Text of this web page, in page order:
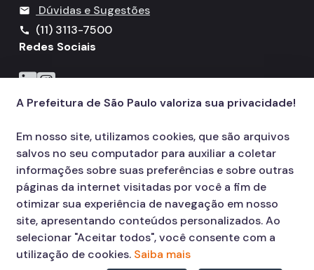
mail Dúvidas e Sugestões
call
(11) 3113-7500
Redes Sociais
Icone do LinkedIn
Icone do Instagram
A Prefeitura de São Paulo valoriza sua privacidade!
Em nosso site, utilizamos cookies, que são arquivos
salvos no seu computador para auxiliar a coletar
informações sobre suas preferências e sobre outras
páginas da internet visitadas por você a fim de
otimizar sua experiência de navegação em nosso
site, apresentando conteúdos personalizados. Ao
selecionar "Aceitar todos", você consente com a
utilização de cookies. Saiba mais